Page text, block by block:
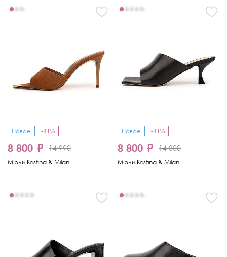
Новое -41%
8 800 ₽ 14 990
Мюли Kristina & Milan
Новое -41%
8 800 ₽ 14 800
Мюли Kristina & Milan